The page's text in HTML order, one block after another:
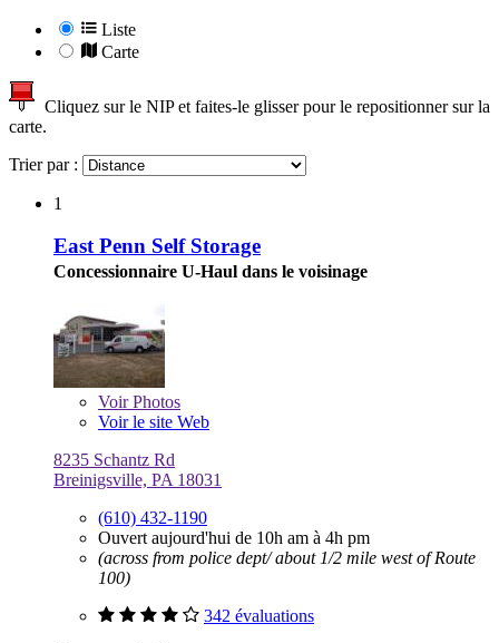
Liste
Carte
Cliquez sur le NIP et faites-le glisser pour le repositionner sur la
carte.
Trier par :
1
East Penn Self Storage
Concessionnaire U-Haul dans le voisinage
VoirPhotos
Voir le site Web
8235 Schantz Rd
Breinigsville, PA 18031
(610) 432-1190
Ouvert aujourd'hui de 10h am à 4h pm
(across from police dept/ about 1/2 mile west of Route
100)
342 évaluations